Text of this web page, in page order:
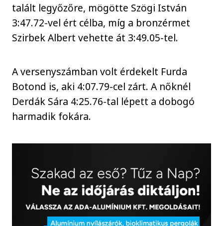
talált legyőzőre, mögötte Szögi István
3:47.72-vel ért célba, míg a bronzérmet
Szirbek Albert vehette át 3:49.05-tel.
A versenyszámban volt érdekelt Furda
Botond is, aki 4:07.79-cel zárt. A nőknél
Derdák Sára 4:25.76-tal lépett a dobogó
harmadik fokára.